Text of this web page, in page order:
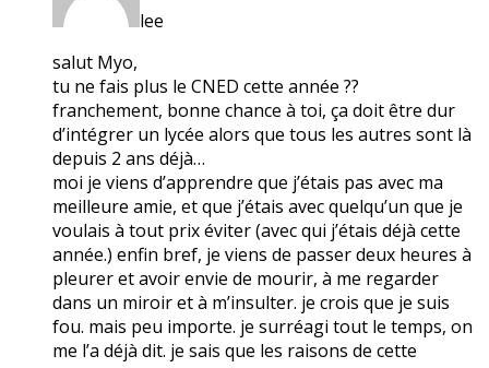
lee
salut Myo,
tu ne fais plus le CNED cette année ??
franchement, bonne chance à toi, ça doit être dur
d’intégrer un lycée alors que tous les autres sont là
depuis 2 ans déjà…
moi je viens d’apprendre que j’étais pas avec ma
meilleure amie, et que j’étais avec quelqu’un que je
voulais à tout prix éviter (avec qui j’étais déjà cette
année.) enfin bref, je viens de passer deux heures à
pleurer et avoir envie de mourir, à me regarder
dans un miroir et à m’insulter. je crois que je suis
fou. mais peu importe. je surréagi tout le temps, on
me l’a déjà dit. je sais que les raisons de cette